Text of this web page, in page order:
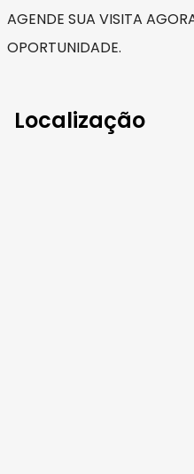
AGENDE SUA VISITA
OPORTUNIDADE.
Localização